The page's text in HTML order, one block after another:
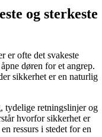
og sterkeste
er ofte det svakeste
døren for et angrep.
sikkerhet er en naturlig
tydelige retningslinjer og
hvorfor sikkerhet er
ressurs i stedet for en